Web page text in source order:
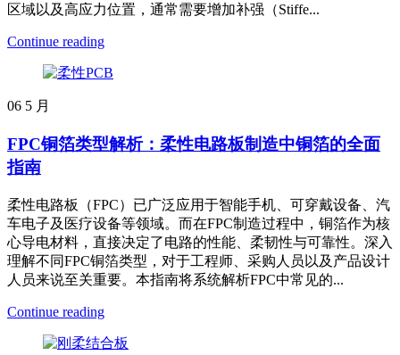
区域以及高应力位置，通常需要增加补强（Stiffe...
Continue reading
06 5 月
FPC铜箔类型解析：柔性电路板制造中铜箔的全面
指南
柔性电路板（FPC）已广泛应用于智能手机、可穿戴设备、汽
车电子及医疗设备等领域。而在FPC制造过程中，铜箔作为核
心导电材料，直接决定了电路的性能、柔韧性与可靠性。深入
理解不同FPC铜箔类型，对于工程师、采购人员以及产品设计
人员来说至关重要。本指南将系统解析FPC中常见的...
Continue reading